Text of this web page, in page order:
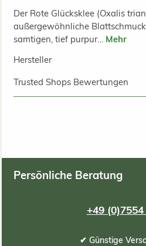
Der Rote Glücksklee (Oxalis
außergewöhnliche
samtigen, tief purpur… Mehr
Hersteller
Trusted Shops Bewertungen
Persönliche Beratung
+49
✔ Günstige